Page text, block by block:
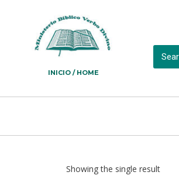
INICIO / HOME
Showing the single result